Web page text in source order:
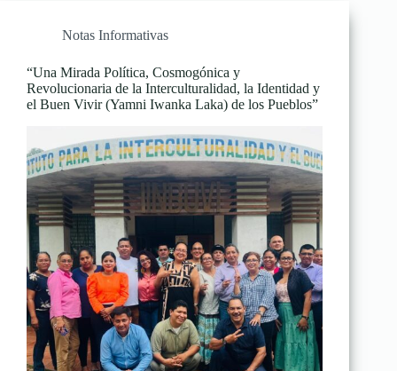
Notas Informativas
“Una Mirada Política, Cosmogónica y
Revolucionaria de la Interculturalidad, la Identidad y
el Buen Vivir (Yamni Iwanka Laka) de los Pueblos”